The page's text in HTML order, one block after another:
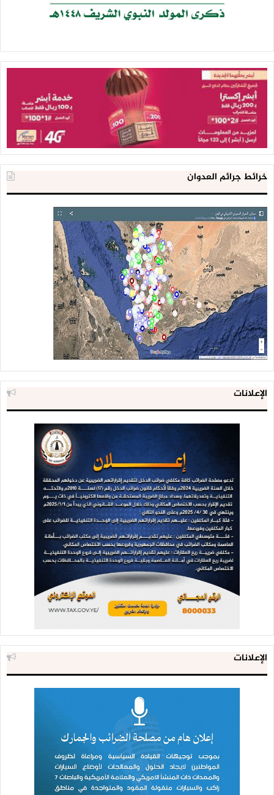
السعودية القرار ليس بيدها ثم هي تجد في الاتجاهين أن أي حل
كشرعية”.
وتساءل بالقول”ما هو حكم السلاح الموجود مع كتائب العباس في
تعز السلاح الذي دخل بالآلاف من المنافذ اليمنية السلاح الذي هو
موجود مع القاعدة وداعش السلاح الذي هو موجود الفصائل سواء
المحسوبه على الإخوان المسلمين أو غيرهم لا نريد أن نتحدث عن
هذا”.
وأكد عبد السلام” لن نسمح بكلمة انسحاب بهذا الشكل الذي
تقدموه لأنه تطهير عرقي ولن نسمح بأن تكون هناك حاجه تكون
اسمها تسليم سلاح والجيش اليمني هو الذي يمسك السلاح هذا
أمر محسوم بالسنبة لنا “.
وعن الموقف الدولي قال” نحن التقينا بالمجتمع الدولي عن بكرة
أبيه أو ربما أغلب هذا المجتمع الدولي لم يستنكر أحد هذا الشعار
مطلقا إلا الطرف السعودي لم نسمع من الأمريكان أن قالوا لماذا
ترفعوا هذا الشعار هم يتجاهلون و يقدمون أنفسهم أنهم لا
يعرفون هذه الأشياء لكن السعودي عندما نلتقيه يقول لماذا أنت
ترفع هذا الشعار”.
وحول إمكانية ديمومة السلام مع العدوان أكد عبد السلام”
السعودية لا تريد أن يكون هناك حلا سياسيا واضح المعالم دون أن
يكون لها دور فيه نحن بالتأكيد نؤكد أن القضية اليمنية هي شأنا
يمنيا بلا نقاش”.
وأكد عبد السلام أن السعودية لا تريد حلا سياسيا واضحا في اليمن
من دون أن يكون لها دور فيه، قائلا” السعودية طالبت بوقف
قصفنا لمناطقها وأبلغناها بأن ذلك سيتم بعد وقف الغارات على
اليمن.. السعودية تريد أن ينفذ الطرف الآخر ما اتفق عليه في وقت
لا تلتزم هي بالاتفاقات”.
وقال “زرنا ظهران الجنوب في السعودية 6 مرات لبحث مسائل
تتعلق بعمل لجنة التهدئة وزياراتنا ليس تنازلا للسعودية”، مؤكدا
“أن تفاهمات ظهران الجنوب واضحة ولا تنازلات فيها والدليل أن
الأعمال العسكرية مستمرة يوميا على الحدود”.
وقال”على الطرف السعودي أن يدرك أنه بإستمرار الغارات الجوية لا
يمكن أن يكون هناك هدوء على الحدود”.
خرائط جرائم العدوان
الإعلانات
الإعلانات